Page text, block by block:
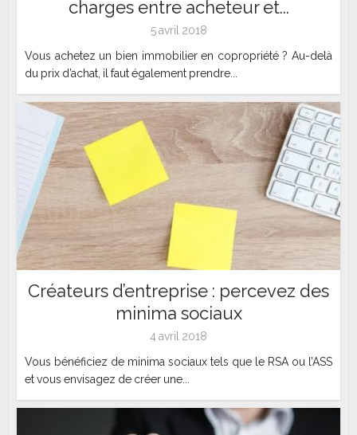
charges entre acheteur et...
5 avril 2018
Vous achetez un bien immobilier en copropriété ? Au-delà
du prix d’achat, il faut également prendre...
Créateurs d’entreprise : percevez des
minima sociaux
4 avril 2018
Vous bénéficiez de minima sociaux tels que le RSA ou l’ASS
et vous envisagez de créer une...